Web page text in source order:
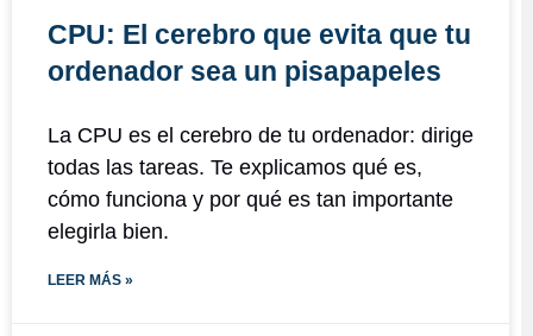
CPU: El cerebro que evita que tu
ordenador sea un pisapapeles
La CPU es el cerebro de tu ordenador: dirige
todas las tareas. Te explicamos qué es,
cómo funciona y por qué es tan importante
elegirla bien.
LEER MÁS »